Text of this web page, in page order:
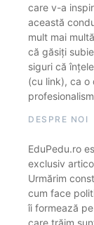
care v-a
această
mult mai
că găsiți
siguri că
(cu link), ca
DESPRE NOI
EduPedu.ro
exclusiv
Urmărim
cum face
îi formează